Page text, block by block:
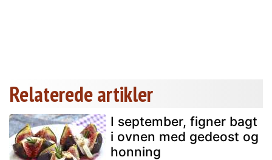
Relaterede artikler
I september, figner bagt
i ovnen med gedeost og
honning